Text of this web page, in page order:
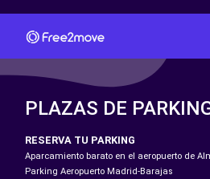
PLAZAS DE
RESERVA TU PARKING
Aparcamiento barato en el aeropuerto de
Parking Aeropuerto Madrid-Barajas